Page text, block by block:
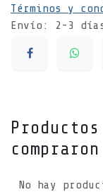
Términos y
Envío: 2-3
No hay